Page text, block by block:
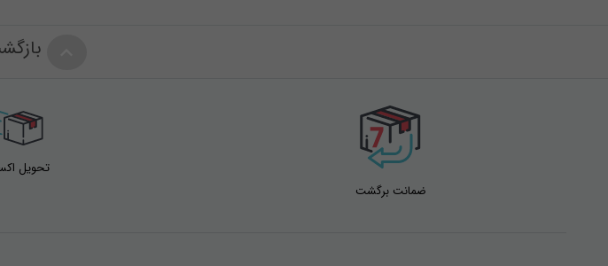
ضمانت برگشت
تحویل